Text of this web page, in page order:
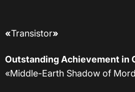
«Transistor»
Outstanding Achievement in
«Middle-Earth Shadow of